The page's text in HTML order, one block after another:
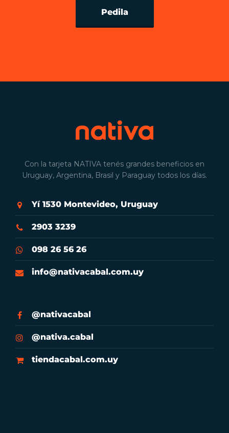
Pedila
Con la tarjeta NATIVA tenés grandes beneficios en
Uruguay, Argentina, Brasil y Paraguay todos los días.
Yí 1530 Montevideo, Uruguay
2903 3239
098 26 56 26
info@nativacabal.com.uy
@nativacabal
@nativa.cabal
tiendacabal.com.uy